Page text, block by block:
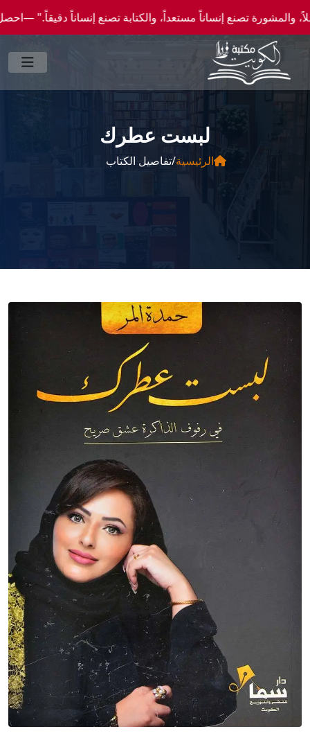
إنساناً مستعداً، والكتابة تصنع إنساناً دقيقاً." —احصل علي عروض وخصومات خاصة عن
لبست عطرك
الرئيسية/تفاصيل الكتاب